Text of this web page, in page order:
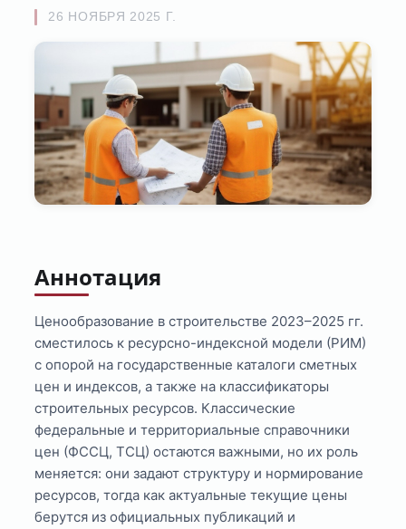
26 НОЯБРЯ 2025 Г.
Аннотация
Ценообразование в строительстве 2023–2025 гг.
сместилось к ресурсно-индексной модели (РИМ)
с опорой на государственные каталоги сметных
цен и индексов, а также на классификаторы
строительных ресурсов. Классические
федеральные и территориальные справочники
цен (ФССЦ, ТСЦ) остаются важными, но их роль
меняется: они задают структуру и нормирование
ресурсов, тогда как актуальные текущие цены
берутся из официальных публикаций и